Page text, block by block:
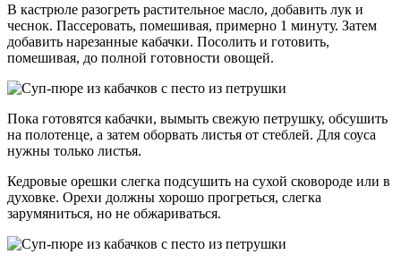
В кастрюле разогреть растительное масло, добавить лук и
чеснок. Пассеровать, помешивая, примерно 1 минуту. Затем
добавить нарезанные кабачки. Посолить и готовить,
помешивая, до полной готовности овощей.
Пока готовятся кабачки, вымыть свежую петрушку, обсушить
на полотенце, а затем оборвать листья от стеблей. Для соуса
нужны только листья.
Кедровые орешки слегка подсушить на сухой сковороде или в
духовке. Орехи должны хорошо прогреться, слегка
зарумяниться, но не обжариваться.